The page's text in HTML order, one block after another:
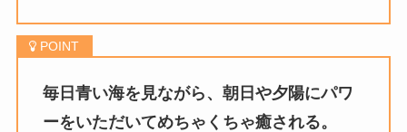
毎日青い海を見ながら、朝日や夕陽にパワ
ーをいただいてめちゃくちゃ癒される。